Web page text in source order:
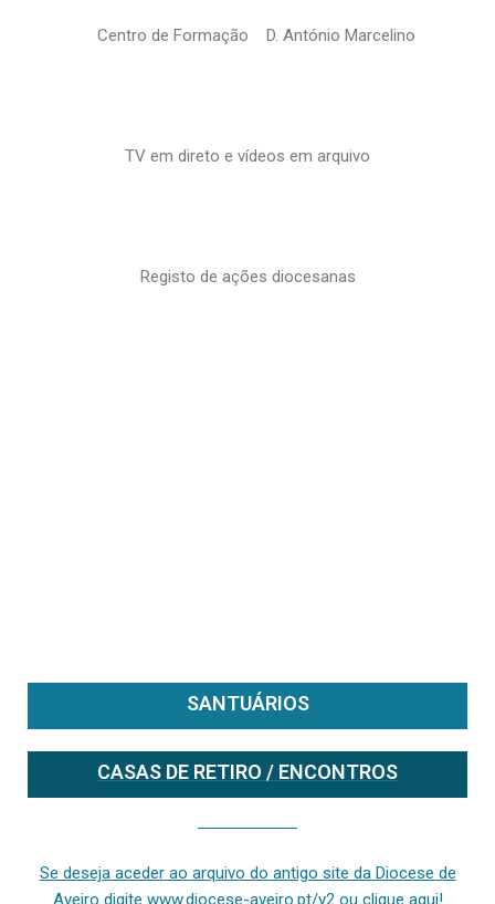
Centro de Formação D. António Marcelino
TV em direto e vídeos em arquivo
Registo de ações diocesanas
SANTUÁRIOS
CASAS DE RETIRO / ENCONTROS
Se deseja aceder ao arquivo do antigo site da Diocese de
Aveiro digite www.diocese-aveiro.pt/v2 ou clique aqui!